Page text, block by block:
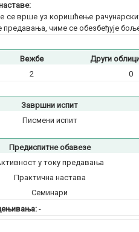
врше уз коришћење
предавања, чиме се обезбеђује
Вежбе Други
2 0
Завршни испит
Писмени испит
Предиспитне обавезе
у току предавања
Практична настава
Семинари
-